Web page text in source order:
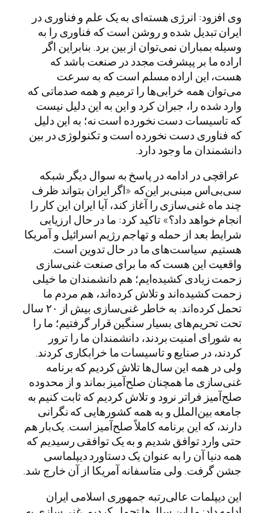
وی افزود: انرژی هسته‌ای به یک علم و فناوری در
ایران تبدیل شده و روشن است که فناوری را به
وسیله بمباران نمی‌توان از بین برد. بنابراین اگر
اراده ما بر پیشرفت مجدد در صنعت باشد که
هست، این اراده مسلم است که به سرعت
می‌توان همه خرابی‌ها را ترمیم و همه صدماتی که
وارد شده را، جبران کرد و این به این دلیل نیست
که تاسیسات دست نخورده است نه؛ به این دلیل
که فناوری دست نخورده است و تکنولوژی در بین
دانشمندان ما وجود دارد.
عراقچی در ادامه در پاسخ به سوال دیگر شبکه
سی‌بی‌اس مبنی‌بر این‌که «اگر ایران بتواند ظرف
چند ماه غنی‌سازی را آغاز کند، آیا ایران این کار را
انجام خواهد داد؟» تاکید کرد: ما در حال ارزیابی
شرایط بعد از حمله و تهاجم رژیم اسرائیل و آمریکا
هستیم. سیاست‌های ما در حال تدوین است.
واقعیت این هست که ما برای صنعت غنی‌سازی
زحمت زیادی کشیده‌ایم؛ هم دانشمندان ما خیلی
زحمت کشیده‌اند و تلاش کرده‌اند، هم مردم ما
تحمل کرده‌اند. به خاطر غنی‌سازی بیش از ۲۰ سال
تحت تحریم‌های بسیار سنگین قرار گرفتیم؛ ما را
به شورای امنیت بردند، دانشمندان ما را ترور
کردند، در صنایع و تاسیسات ما خرابکاری کردند.
ولی در همه این سال‌ها تلاش کردیم که برنامه
غنی‌سازی ما همچنان صلح‌آمیز بماند و از محدوده
صلح‌آمیز فراتر نرود و تلاش کردیم که ثابت کنیم به
جامعه بین‌الملل و به همه کشورهایی که نگرانی
دارند، که این برنامه کاملاً صلح‌آمیز است. یک‌بار هم
حتی وارد توافق شدیم و به یک توافقی رسیدیم که
همه دنیا آن را به عنوان یک دستاورد دیپلماسی
جشن گرفت. ولی متاسفانه آمریکا از آن خارج شد.
این دیپلمات عالی‌رتبه جمهوری اسلامی ایران